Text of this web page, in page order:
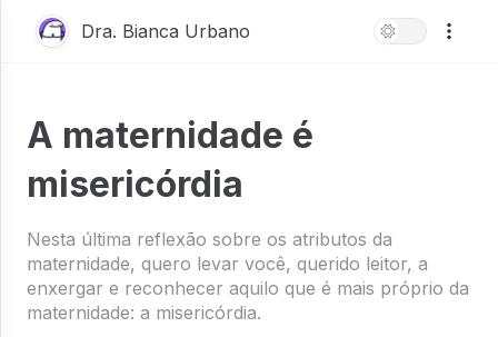
Dra. Bianca Urbano
A maternidade é
misericórdia
Nesta última reflexão sobre os atributos da
maternidade, quero levar você, querido leitor, a
enxergar e reconhecer aquilo que é mais próprio da
maternidade: a misericórdia.